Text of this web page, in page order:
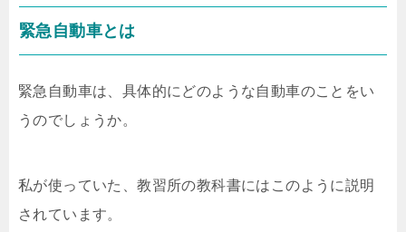
緊急自動車とは
緊急自動車は、具体的にどのような自動車のことをい
うのでしょうか。
私が使っていた、教習所の教科書にはこのように説明
されています。